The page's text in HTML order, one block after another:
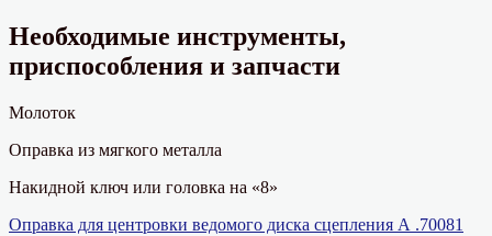
Необходимые инструменты,
приспособления и запчасти
Молоток
Оправка из мягкого металла
Накидной ключ или головка на «8»
Оправка для центровки ведомого диска сцепления А .70081